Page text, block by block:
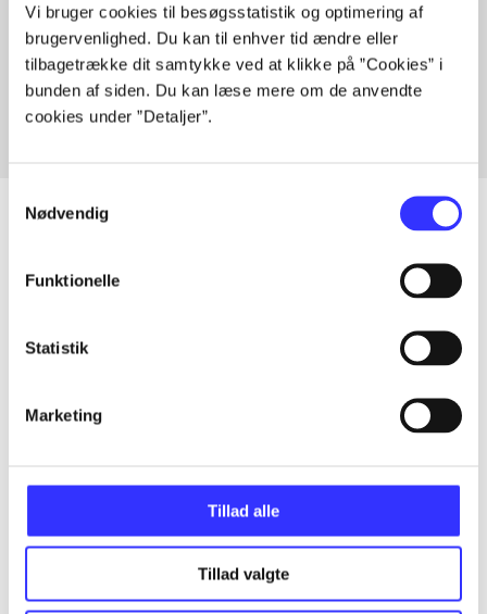
Vi bruger cookies til besøgsstatistik og optimering af
brugervenlighed. Du kan til enhver tid ændre eller
tilbagetrække dit samtykke ved at klikke på ”Cookies” i
bunden af siden. Du kan læse mere om de anvendte
cookies under ”Detaljer”.
Nødvendig
Funktionelle
Statistik
Marketing
Tillad alle
Tillad valgte
Artikler med samme emner
Fra
Artikler